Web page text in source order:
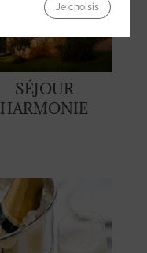
SÉJOUR
HARMONIE
Je choisis